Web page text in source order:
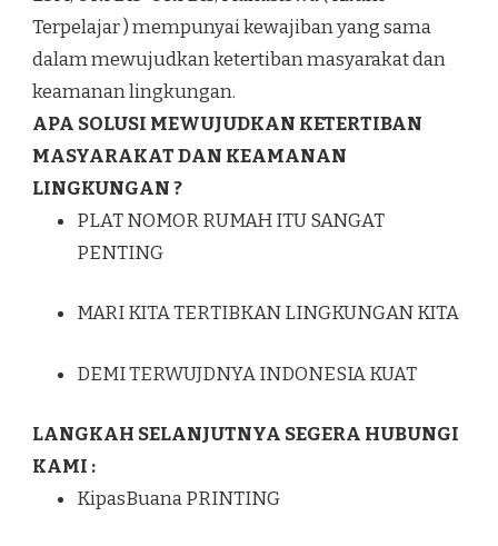
Terpelajar ) mempunyai kewajiban yang sama
dalam mewujudkan ketertiban masyarakat dan
keamanan lingkungan.
APA SOLUSI MEWUJUDKAN KETERTIBAN
MASYARAKAT DAN KEAMANAN
LINGKUNGAN ?
PLAT NOMOR RUMAH ITU SANGAT
PENTING
MARI KITA TERTIBKAN LINGKUNGAN KITA
DEMI TERWUJDNYA INDONESIA KUAT
LANGKAH SELANJUTNYA SEGERA HUBUNGI
KAMI :
KipasBuana PRINTING